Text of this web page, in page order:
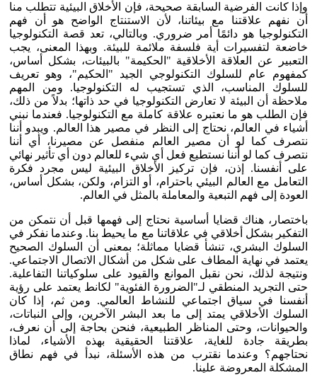
وإذا كانت الفرضية السابقة صحيحة، فإن الأخلاق البيئية تتطلب منا
أن نفهم علاقتنا مع بيئاتنا، لأن الاستنتاج الواضح هو أن فهم
التكنولوجيا هو دائمًا أمر ضروري. وبالتالي، تعد قصة التكنولوجيا
خاضعة لتفسيرات أية فلسفة ملائمة للبيئة. وبهذا المعنى، يجب
التعبير عن العلاقة الأخلاقية "الحكيمة" بالبيئات، بشكل أساس،
كمفهوم عام للسلوك التكنولوجي الجيد "الحكيم"، وهو تعريف
للسلوك المناسب، الذي تستجيب له التكنولوجيا. ومن المهم
ملاحظة أن البيئة لا تعارض التكنولوجيا في حد ذاتها؛ بدلاً من ذلك،
فإن الطلب هو ما نعتبره علاقة كاملة مع التكنولوجيا. فعندما نبني
أشياء في العالم، نحتاج إلى النظر في مصير هذا العالم. ويبدو أننا
نتصرف كما لو أن مصير العالم منفصل عن مصيرنا، أي أننا
نتصرف كما لو أننا نستطيع فعل أي شيء للعالم دون أي تأثير نهائي
على أنفسنا. إذن، فإن تركيز الأخلاق البيئية ليس مجرد فكرة
التعامل مع العالم البيئي باحترام، أو التزام، ولكن، بشكل أساس،
العودة إلى فهم التبعية والمعاملة بالمثل في العالم.
باختصار، هناك قضايا أساسية نحتاج إلى فهمها قبل أن نتمكن من
التفكير بشكل أخلاقي في علاقاتنا مع ما يحيط بنا. وعندما نفكر في
السلوك البشري، تنشأ قضايا مماثلة؛ بمعنى أن السلوك الصحيح
يعتمد في نهاية المطاف على شكل من أشكال الاتصال الاجتماعي.
ونتيجة لذلك، نحن نقبل الموانع والقيود على سلوكياتنا التفاعلية.
حتى التجريد المنطقي لـ"الضرورة الفئوية" لكانط يعتمد على رؤية
أنفسنا في سياق اجتماعي للنشاط العالمي. ومن ثم، إذا كان
السلوك الأخلاقي يمتد إلى ما بعد البشر الآخرين، وإلى النباتات،
والحيوانات، وحتى المناظر الطبيعية، فنحن بحاجة إلى أن نعرف،
بطريقة جادة للغاية، علاقتنا الحقيقية بهذه الأشياء، لماذا
نحتاجهم؟ وعندما نقترب من هذه الأسئلة، نبدأ في فهم نطاق
المشكلة المعروضة علينا.